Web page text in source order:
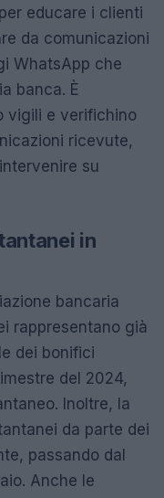
educare i clienti
da comunicazioni
WhatsApp che
banca. È
vigili e verifichino
ricevute,
su
in
bancaria
rappresentano già
dei bonifici
del 2024,
Inoltre, la
da parte dei
passando dal
Anche le